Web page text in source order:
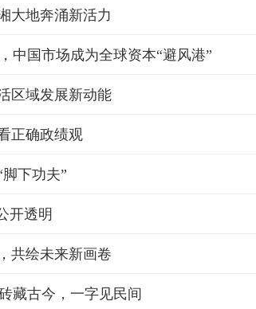
大地奔涌新活力
中国市场成为全球资本“避风港”
区域发展新动能
正确政绩观
下功夫”
开透明
共绘未来新画卷
藏古今，一字见民间